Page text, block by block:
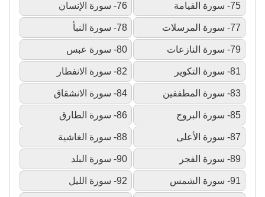
75- سورة القيامة 76- سورة الإنسان
77- سورة المرسلات 78- سورة النبأ
79- سورة النازعات 80- سورة عبس
81- سورة التكوير 82- سورة الانفطار
83- سورة المطففين 84- سورة الانشقاق
85- سورة البروج 86- سورة الطارق
87- سورة الأعلى 88- سورة الغاشية
89- سورة الفجر 90- سورة البلد
91- سورة الشمس 92- سورة الليل